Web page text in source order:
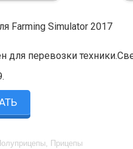
Farming Simulator 2017
для перевозки
, Прицепы